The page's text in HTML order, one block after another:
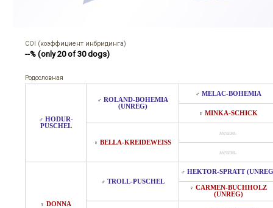
COI (коэффициент инбридинга)
--% (only 20 of 30 dogs)
Родословная
♂ HODUR-
PUSCHEL
♂ ROLAND-BOHEMIA
(UNREG)
♂ MELAC-BOHEMIA
♀ MINKA-SCHICK
♀ BELLA-KREIDEWEISS
неизв.
неизв.
♀ DONNA
♂ TROLL-PUSCHEL
♂ HEKTOR-SPRATT
♀ CARMEN-BUCHHOLZ
(UNREG)